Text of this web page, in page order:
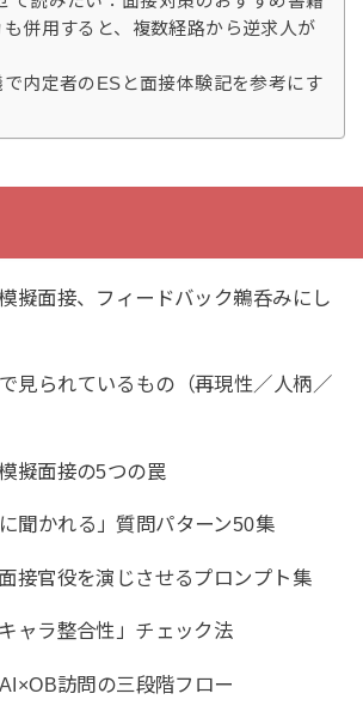
も併用すると、複数経路から逆求人が
内定者のESと面接体験記を参考にす
擬面接、フィードバック鵜呑みにし
見られているもの（再現性／人柄／
擬面接の5つの罠
聞かれる」質問パターン50集
接官役を演じさせるプロンプト集
ャラ整合性」チェック法
訪問の三段階フロー